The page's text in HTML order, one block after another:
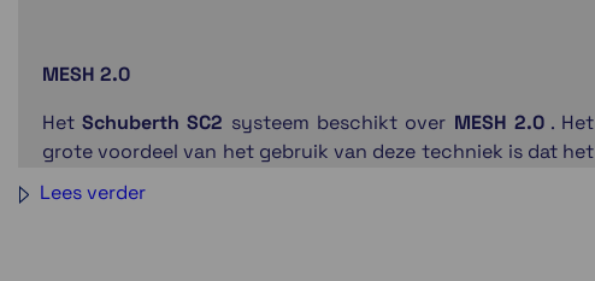
MESH 2.0
HetSchuberth SC2 systeem beschikt over MESH 2.0. Het
grote voordeel van het gebruik van deze techniek is dat het
communiceren in groepen vele malen beter werkt dan bij de
Lees verder